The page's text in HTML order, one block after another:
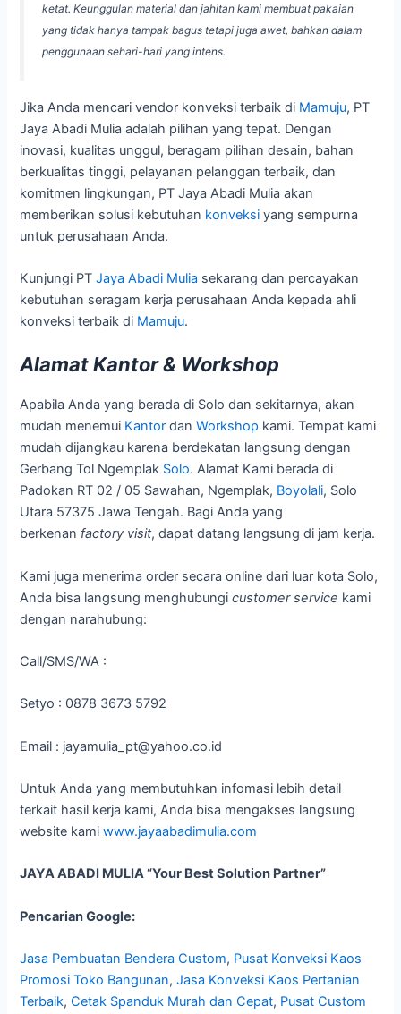
ketat. Keunggulan material dan jahitan kami membuat pakaian
yang tidak hanya tampak bagus tetapi juga awet, bahkan dalam
penggunaan sehari-hari yang intens.
Jika Anda mencari vendor konveksi terbaik di Mamuju, PT
Jaya Abadi Mulia adalah pilihan yang tepat. Dengan
inovasi, kualitas unggul, beragam pilihan desain, bahan
berkualitas tinggi, pelayanan pelanggan terbaik, dan
komitmen lingkungan, PT Jaya Abadi Mulia akan
memberikan solusi kebutuhan konveksi yang sempurna
untuk perusahaan Anda.
Kunjungi PTJaya Abadi Mulia sekarang dan percayakan
kebutuhan seragam kerja perusahaan Anda kepada ahli
konveksi terbaik di Mamuju.
Alamat Kantor & Workshop
Apabila Anda yang berada di Solo dan sekitarnya, akan
mudah menemui Kantor danWorkshop kami. Tempat kami
mudah dijangkau karena berdekatan langsung dengan
Gerbang Tol Ngemplak Solo. Alamat Kami berada di
Padokan RT 02 / 05 Sawahan, Ngemplak, Boyolali, Solo
Utara 57375 Jawa Tengah. Bagi Anda yang
berkenan factory visit, dapat datang langsung di jam kerja.
Kami juga menerima order secara online dari luar kota Solo,
Anda bisa langsung menghubungicustomer service kami
dengan narahubung:
Call/SMS/WA :
Setyo : 0878 3673 5792
Email : jayamulia_pt@yahoo.co.id
Untuk Anda yang membutuhkan infomasi lebih detail
terkait hasil kerja kami, Anda bisa mengakses langsung
website kamiwww.jayaabadimulia.com
JAYA ABADI MULIA “Your Best Solution Partner”
Pencarian Google:
Jasa Pembuatan Bendera Custom, Pusat Konveksi Kaos
Promosi Toko Bangunan,Jasa Konveksi Kaos Pertanian
Terbaik,Cetak Spanduk Murah dan Cepat, Pusat Custom